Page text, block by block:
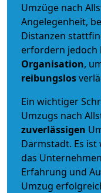
Umzüge nach
Angelegenheit,
Distanzen
erfordern jedoch
Organisation,
reibungslos
Ein wichtiger
Umzugs nach
zuverlässigen
Darmstadt. Es
das
Erfahrung und
Umzug